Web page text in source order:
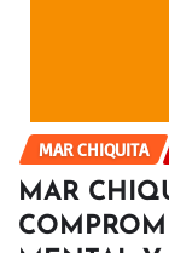
MAR CHIQUITA
MAR